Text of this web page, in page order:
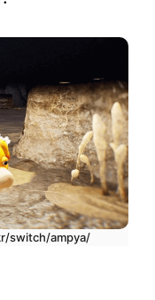
switch/ampya/